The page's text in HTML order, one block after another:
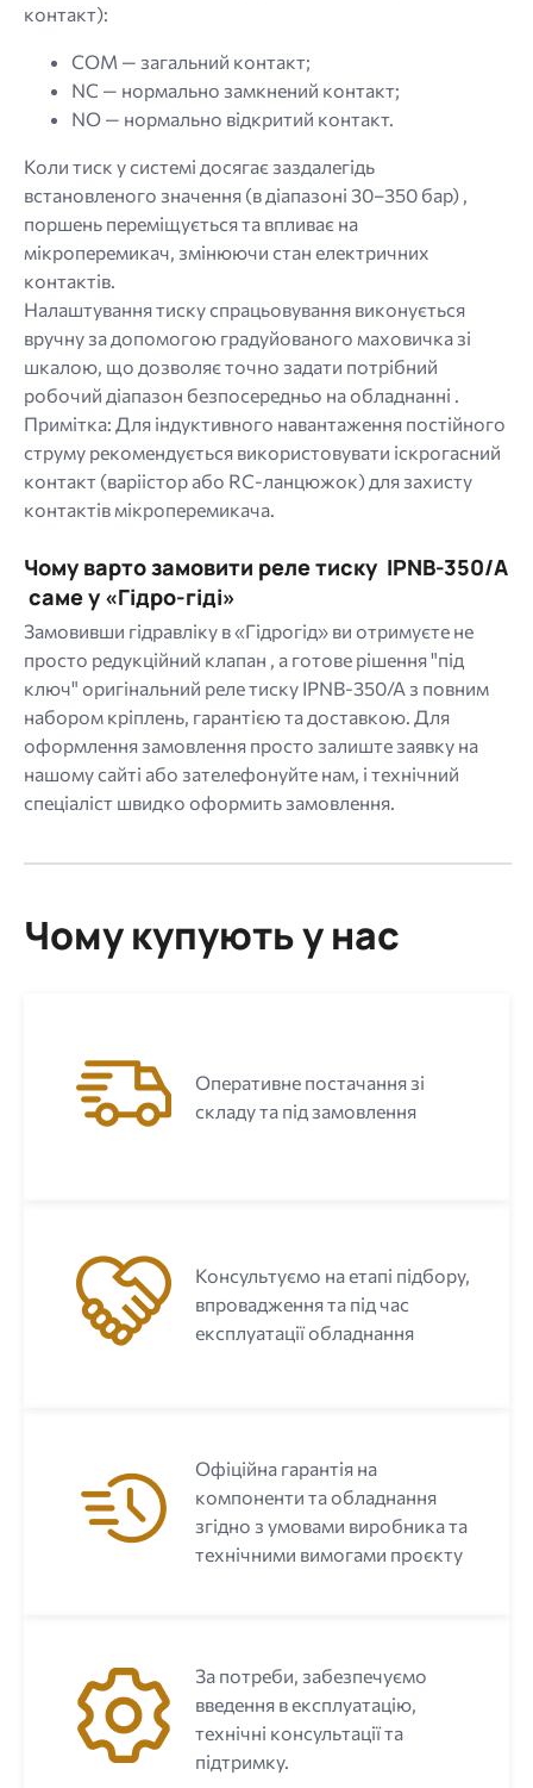
контакт):
COM — загальний контакт;
NC — нормально замкнений контакт;
NO — нормально відкритий контакт.
Коли тиск у системі досягає заздалегідь
встановленого значення (в діапазоні 30–350 бар) ,
поршень переміщується та впливає на
мікроперемикач, змінюючи стан електричних
контактів.
Налаштування тиску спрацьовування виконується
вручну за допомогою градуйованого маховичка зі
шкалою, що дозволяє точно задати потрібний
робочий діапазон безпосередньо на обладнанні .
Примітка: Для індуктивного навантаження постійного
струму рекомендується використовувати іскрогасний
контакт (варіістор або RC-ланцюжок) для захисту
контактів мікроперемикача.
Чому варто замовити реле тиску IPNB-350/A
саме у «Гідро-гіді»
Замовивши гідравліку в «Гідрогід» ви отримуєте не
просто редукційний клапан , а готове рішення "під
ключ" оригінальний реле тиску IPNB-350/A з повним
набором кріплень, гарантією та доставкою. Для
оформлення замовлення просто залиште заявку на
нашому сайті або зателефонуйте нам, і технічний
спеціаліст швидко оформить замовлення.
Чому купують у нас
Оперативне постачання зі
складу та під замовлення
Консультуємо на етапі підбору,
впровадження та під час
експлуатації обладнання
Офіційна гарантія на
компоненти та обладнання
згідно з умовами виробника та
технічними вимогами проєкту
За потреби, забезпечуємо
введення в експлуатацію,
технічні консультації та
підтримку.